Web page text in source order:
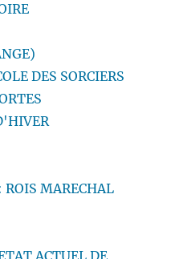
DES SORCIERS
ROIS MARECHAL